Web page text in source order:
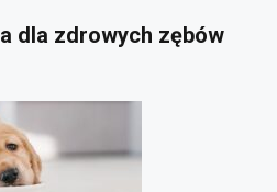
dla zdrowych zębów